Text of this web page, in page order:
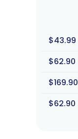
$43.99
$62.90
$169.90
$62.90